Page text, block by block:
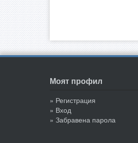
Моят профил
» Регистрация
» Вход
» Забравена парола